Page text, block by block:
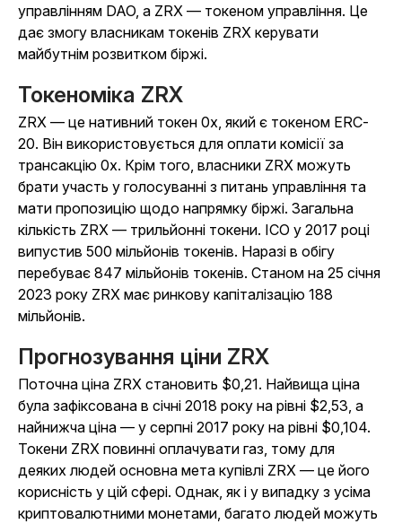
управлінням DAO, а ZRX — токеном управління. Це
дає змогу власникам токенів ZRX керувати
майбутнім розвитком біржі.
Токеноміка ZRX
ZRX — це нативний токен 0x, який є токеном ERC-
20. Він використовується для оплати комісії за
трансакцію 0x. Крім того, власники ZRX можуть
брати участь у голосуванні з питань управління та
мати пропозицію щодо напрямку біржі. Загальна
кількість ZRX — трильйонні токени. ICO у 2017 році
випустив 500 мільйонів токенів. Наразі в обігу
перебуває 847 мільйонів токенів. Станом на 25 січня
2023 року ZRX має ринкову капіталізацію 188
мільйонів.
Прогнозування ціни ZRX
Поточна ціна ZRX становить $0,21. Найвища ціна
була зафіксована в січні 2018 року на рівні $2,53, а
найнижча ціна — у серпні 2017 року на рівні $0,104.
Токени ZRX повинні оплачувати газ, тому для
деяких людей основна мета купівлі ZRX — це його
корисність у цій сфері. Однак, як і у випадку з усіма
криптовалютними монетами, багато людей можуть